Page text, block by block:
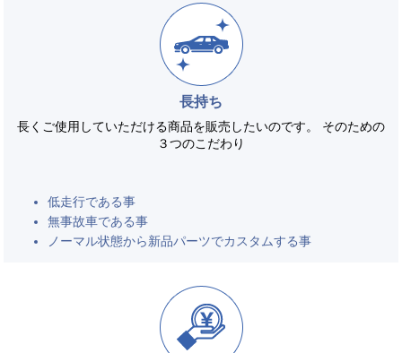
長持ち
長くご使用していただける商品を販売したいのです。 そのための
３つのこだわり
低走行である事
無事故車である事
ノーマル状態から新品パーツでカスタムする事